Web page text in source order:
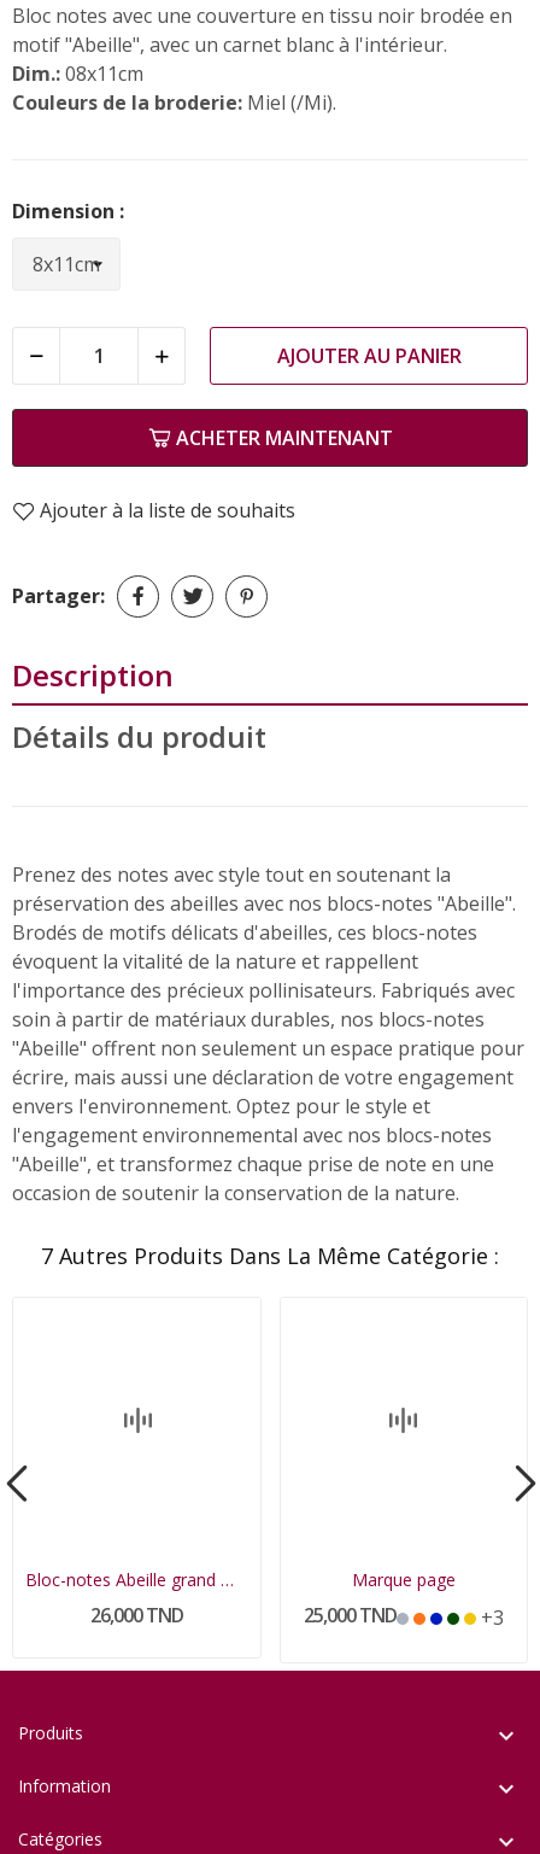
Bloc notes avec une couverture en tissu noir brodée en
motif "Abeille", avec un carnet blanc à l'intérieur.
Dim.:08x11cm
Couleurs de la broderie: Miel (/Mi).
Dimension :
AJOUTER AU PANIER
ACHETER MAINTENANT
Ajouter à la liste de souhaits
Partager:
Description
Détails du produit
Prenez des notes avec style tout en soutenant la
préservation des abeilles avec nos blocs-notes "Abeille".
Brodés de motifs délicats d'abeilles, ces blocs-notes
évoquent la vitalité de la nature et rappellent
l'importance des précieux pollinisateurs. Fabriqués avec
soin à partir de matériaux durables, nos blocs-notes
"Abeille" offrent non seulement un espace pratique pour
écrire, mais aussi une déclaration de votre engagement
envers l'environnement. Optez pour le style et
l'engagement environnemental avec nos blocs-notes
"Abeille", et transformez chaque prise de note en une
occasion de soutenir la conservation de la nature.
7 Autres Produits Dans La Même Catégorie :
Bloc-notes Abeille grand modèle
26,000 TND
Marque page
25,000 TND +3
Produits 
Information 
Catégories 